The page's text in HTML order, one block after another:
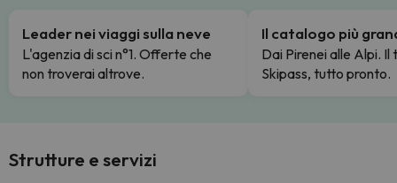
Leader nei viaggi sulla neve
L'agenzia di sci n°1. Offerte che
non troverai altrove.
Il catalogo più
Dai Pirenei alle Alpi. Il
Skipass, tutto pronto.
Strutture e servizi